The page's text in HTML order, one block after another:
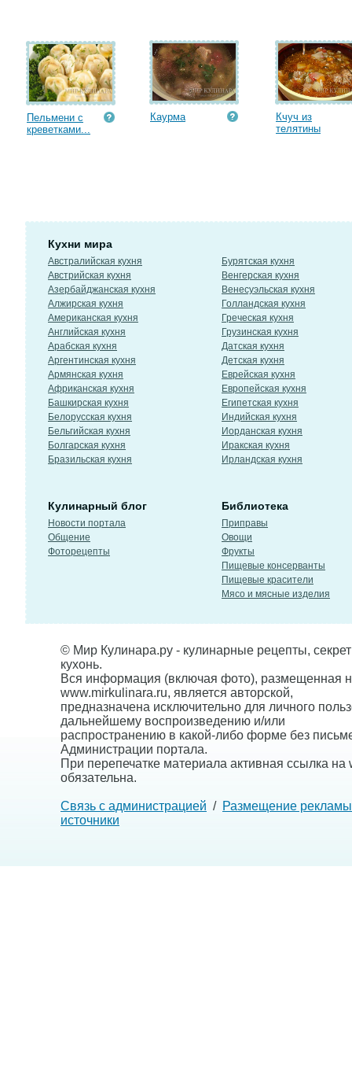
Пельмени с
креветками...
Каурма
Кчуч из
телятины
Кухни мира
Австралийская кухня
Австрийская кухня
Азербайджанская кухня
Алжирская кухня
Американская кухня
Английская кухня
Арабская кухня
Аргентинская кухня
Армянская кухня
Африканская кухня
Башкирская кухня
Белорусская кухня
Бельгийская кухня
Болгарская кухня
Бразильская кухня
Бурятская кухня
Венгерская кухня
Венесуэльская кухня
Голландская кухня
Греческая кухня
Грузинская кухня
Датская кухня
Детская кухня
Еврейская кухня
Европейская кухня
Египетская кухня
Индийская кухня
Иорданская кухня
Иракская кухня
Ирландская кухня
Кулинарный блог
Новости портала
Общение
Фоторецепты
Библиотека
Приправы
Овощи
Фрукты
Пищевые консерванты
Пищевые красители
Мясо и мясные изделия
© Мир Кулинара.ру - кулинарные рецепты,
кухонь.
Вся информация (включая фото), размещенная
www.mirkulinara.ru, является авторской,
предназначена исключительно для личного
дальнейшему воспроизведению и/или
распространению в какой-либо форме без
Администрации портала.
При перепечатке материала активная ссылка на
обязательна.
Связь с администрацией / Размещение рекламы
источники